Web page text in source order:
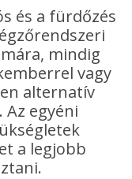
és a fürdőzés
mindig
vagy
alternatív
egyéni
a legjobb